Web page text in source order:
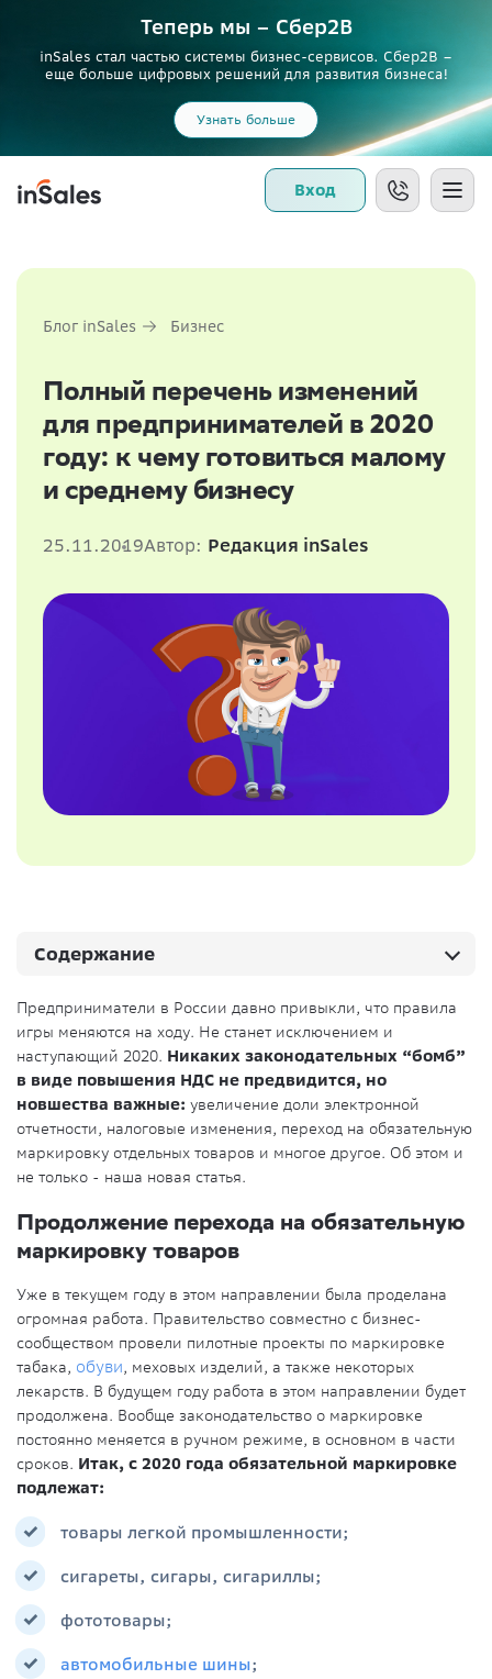
Теперь мы – Сбер2B
inSales стал частью системы бизнес-сервисов. Сбер2В –
еще больше цифровых решений для развития бизнеса!
Узнать больше
Вход
Блог inSales Бизнес
Полный перечень изменений
для предпринимателей в 2020
году: к чему готовиться малому
и среднему бизнесу
25.11.2019Автор: Редакция inSales
Предприниматели в России давно привыкли, что правила
игры меняются на ходу. Не станет исключением и
наступающий 2020. Никаких законодательных “бомб”
в виде повышения НДС не предвидится, но
новшества важные: увеличение доли электронной
отчетности, налоговые изменения, переход на обязательную
маркировку отдельных товаров и многое другое. Об этом и
не только - наша новая статья.
Продолжение перехода на обязательную
маркировку товаров
Уже в текущем году в этом направлении была проделана
огромная работа. Правительство совместно с бизнес-
сообществом провели пилотные проекты по маркировке
табака, обуви, меховых изделий, а также некоторых
лекарств. В будущем году работа в этом направлении будет
продолжена. Вообще законодательство о маркировке
постоянно меняется в ручном режиме, в основном в части
сроков. Итак, с 2020 года обязательной маркировке
подлежат:
товары легкой промышленности;
сигареты, сигары, сигариллы;
фототовары;
автомобильные шины;
Содержание